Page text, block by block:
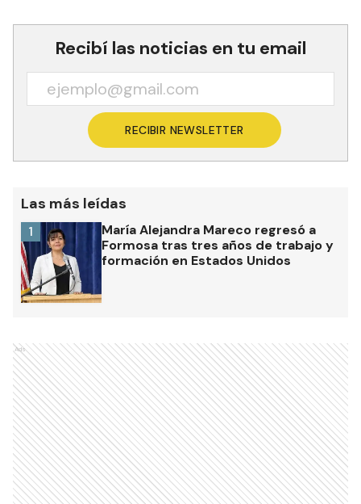
Recibí las noticias en tu email
RECIBIR NEWSLETTER
Las más leídas
María Alejandra Mareco regresó a
Formosa tras tres años de trabajo y
formación en Estados Unidos
1
Ads